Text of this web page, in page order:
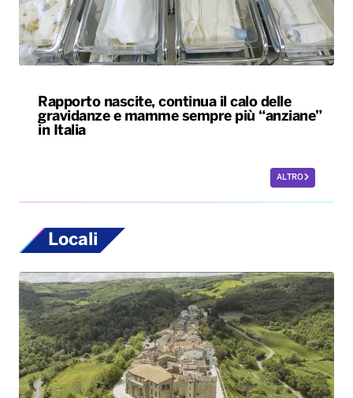
Rapporto nascite, continua il calo delle
gravidanze e mamme sempre più “anziane”
in Italia
ALTRO
Locali